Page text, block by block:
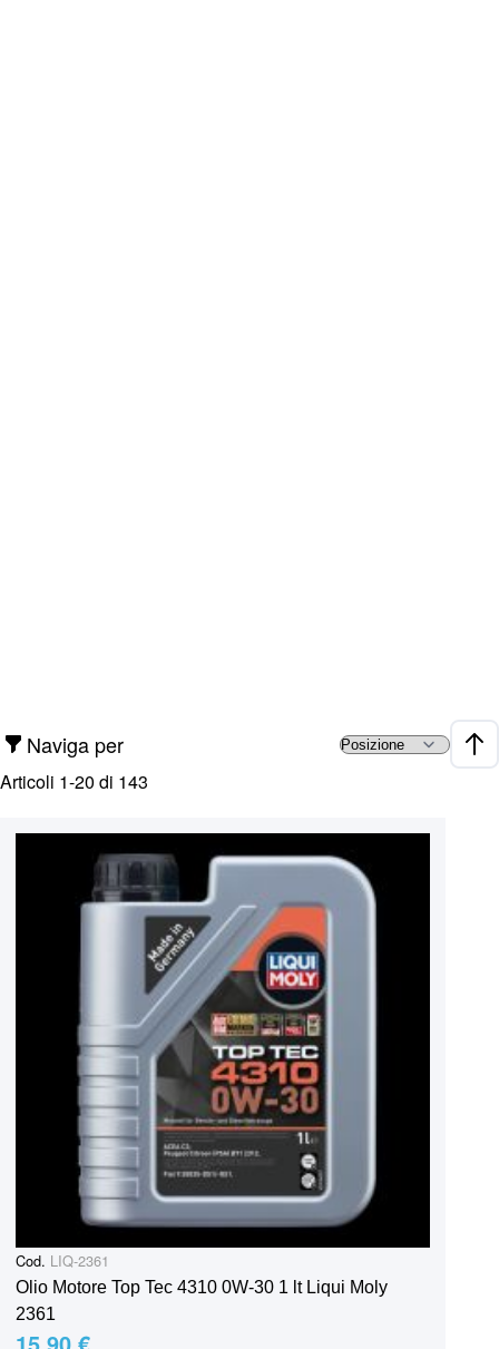
Naviga per
Articoli 1-20 di 143
Cod. LIQ-2361
Olio Motore Top Tec 4310 0W-30 1 lt Liqui Moly
2361